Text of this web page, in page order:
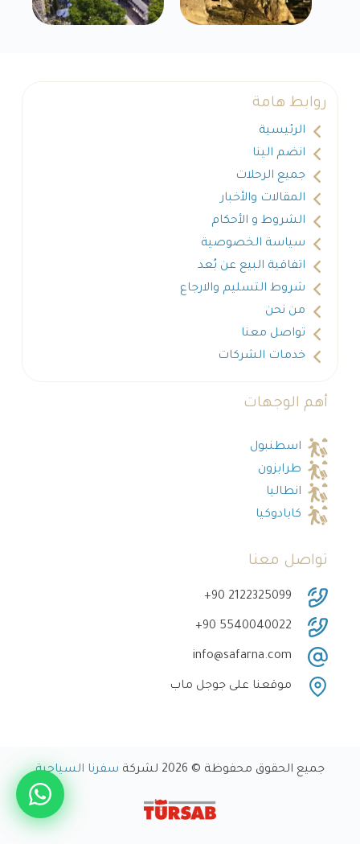
روابط هامة
الرئيسية
انضم الينا
جميع الرحلات
المقالات والأخبار
الشروط و الأحكام
سياسة الخصوصية
اتفاقية البيع عن بُعد
شروط التسليم والارجاع
من نحن
تواصل معنا
خدمات الشركات
أهم الوجهات
اسطنبول
طرابزون
انطاليا
كابادوكيا
تواصل معنا
‎+90 2122325099
‎+90 5540040022
info@safarna.com
موقعنا على جوجل ماب
جميع الحقوق محفوظة © 2026 لشركة سفرنا السياحية